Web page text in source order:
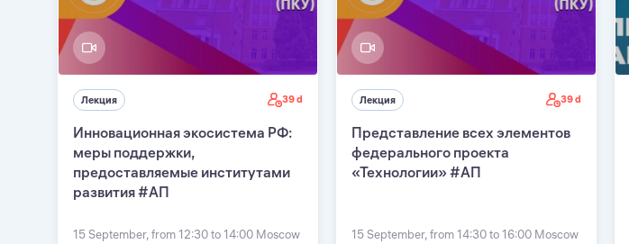
Лекция 39 d
Инновационная экосистема РФ:
меры поддержки,
предоставляемые институтами
развития #АП
15 September, from 12:30 to 14:00 Moscow
Лекция 39 d
Представление всех элементов
федерального проекта
«Технологии» #АП
15 September, from 14:30 to 16:00 Moscow